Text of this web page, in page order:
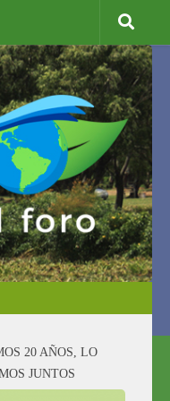
20 AÑOS, LO
JUNTOS